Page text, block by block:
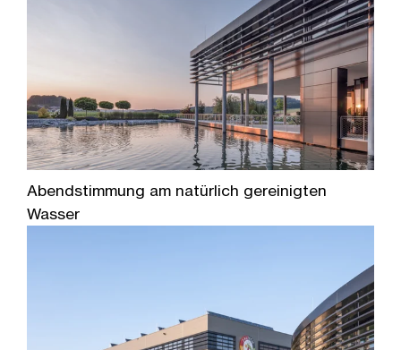
Abendstimmung am natürlich gereinigten
Wasser